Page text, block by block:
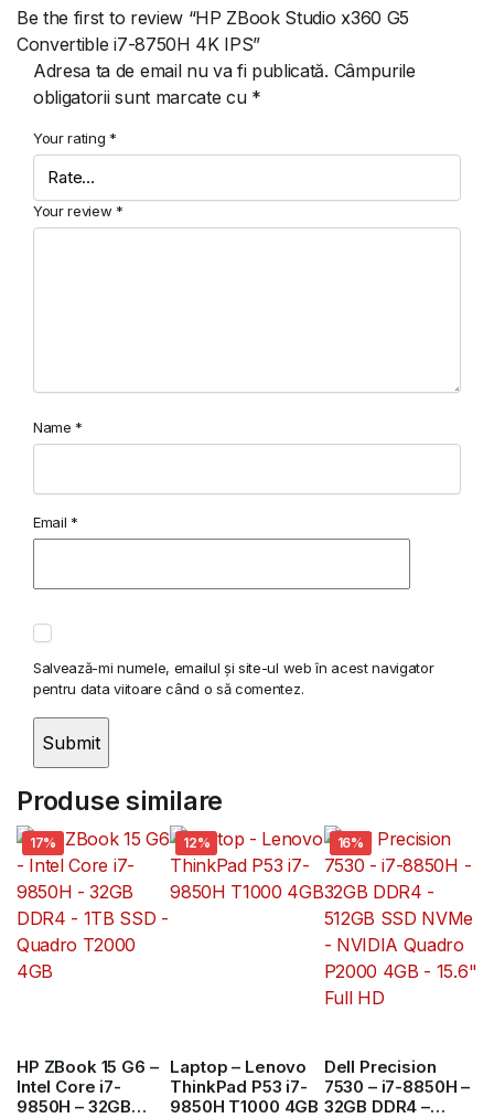
Be the first to review “HP ZBook Studio x360 G5
Convertible i7-8750H 4K IPS”
Adresa ta de email nu va fi publicată. Câmpurile
obligatorii sunt marcate cu *
Your rating *
Your review *
Name *
Email *
Salvează-mi numele, emailul și site-ul web în acest navigator
pentru data viitoare când o să comentez.
Produse similare
17%
HP ZBook 15 G6 –
Intel Core i7-
9850H – 32GB
12%
Laptop – Lenovo
ThinkPad P53 i7-
9850H T1000 4GB
16%
Dell Precision
7530 – i7-8850H –
32GB DDR4 –